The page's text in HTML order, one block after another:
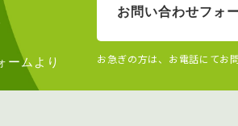
ームより
お問い合わせフォ
お急ぎの方は、お電話にてお